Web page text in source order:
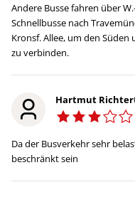
Andere Busse fahren über
Schnellbusse nach
Kronsf. Allee, um den
zu verbinden.
Hartmut Richter
Da der Busverkehr sehr
beschränkt sein